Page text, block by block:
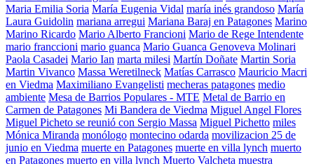
Maria Emilia Soria María Eugenia Vidal maría inés grandoso María
Laura Guidolin mariana arregui Mariana Baraj en Patagones Marino
Marino Ricardo Mario Alberto Francioni Mario de Rege Intendente
mario franccioni mario guanca Mario Guanca Genoveva Molinari
Paola Casadei Mario Ian marta milesi Martín Doñate Martin Soria
Martin Vivanco Massa Weretilneck Matías Carrasco Mauricio Macri
en Viedma Maximiliano Evangelisti mecheras patagones medio
ambiente Mesa de Barrios Populares - MTE Metal de Barrio en
Carmen de Patagones Mi Bandera de Viedma Miguel Angel Flores
Miguel Picheto se reunió con Sergio Massa Miguel Pichetto miles
Mónica Miranda monólogo montecino odarda movilizacion 25 de
junio en Viedma muerte en Patagones muerte en villa lynch muerto
en Patagones muerto en villa lynch Muerto Valcheta muestra